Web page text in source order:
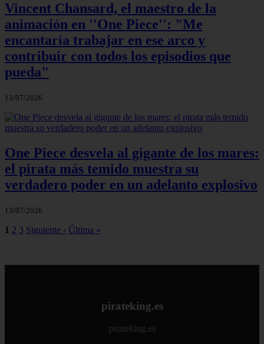
Vincent Chansard, el maestro de la
animación en ''One Piece'': "Me
encantaría trabajar en ese arco y
contribuir con todos los episodios que
pueda"
13/07/2026
One Piece desvela al gigante de los mares:
el pirata más temido muestra su
verdadero poder en un adelanto explosivo
13/07/2026
1 2 3 Siguiente › Última »
pirateking.es
pirateking.es